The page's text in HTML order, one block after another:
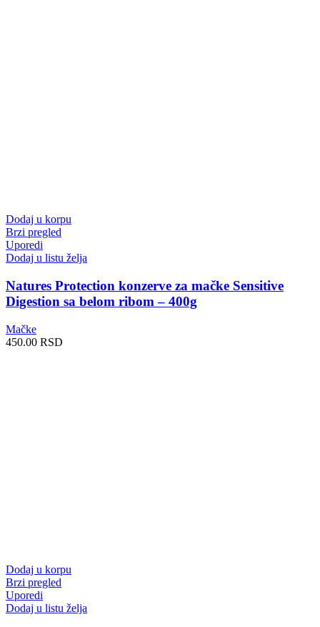
Dodaj u korpu
Brzi pregled
Uporedi
Dodaj u listu želja
Natures Protection konzerve za mačke Sensitive
Digestion sa belom ribom – 400g
Mačke
450.00 RSD
Dodaj u korpu
Brzi pregled
Uporedi
Dodaj u listu želja